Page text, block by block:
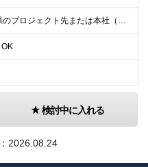
全国47都道府県のプロジェクト先または本社（新宿区） ◎勤務地は希望を考慮。転勤はありません。 ◎フルリモート(完全在宅勤務）多数あります。 ◎転職時にお引越しをご検討の際には引越し費用または住宅手
検討中に入れる
2026.08.24